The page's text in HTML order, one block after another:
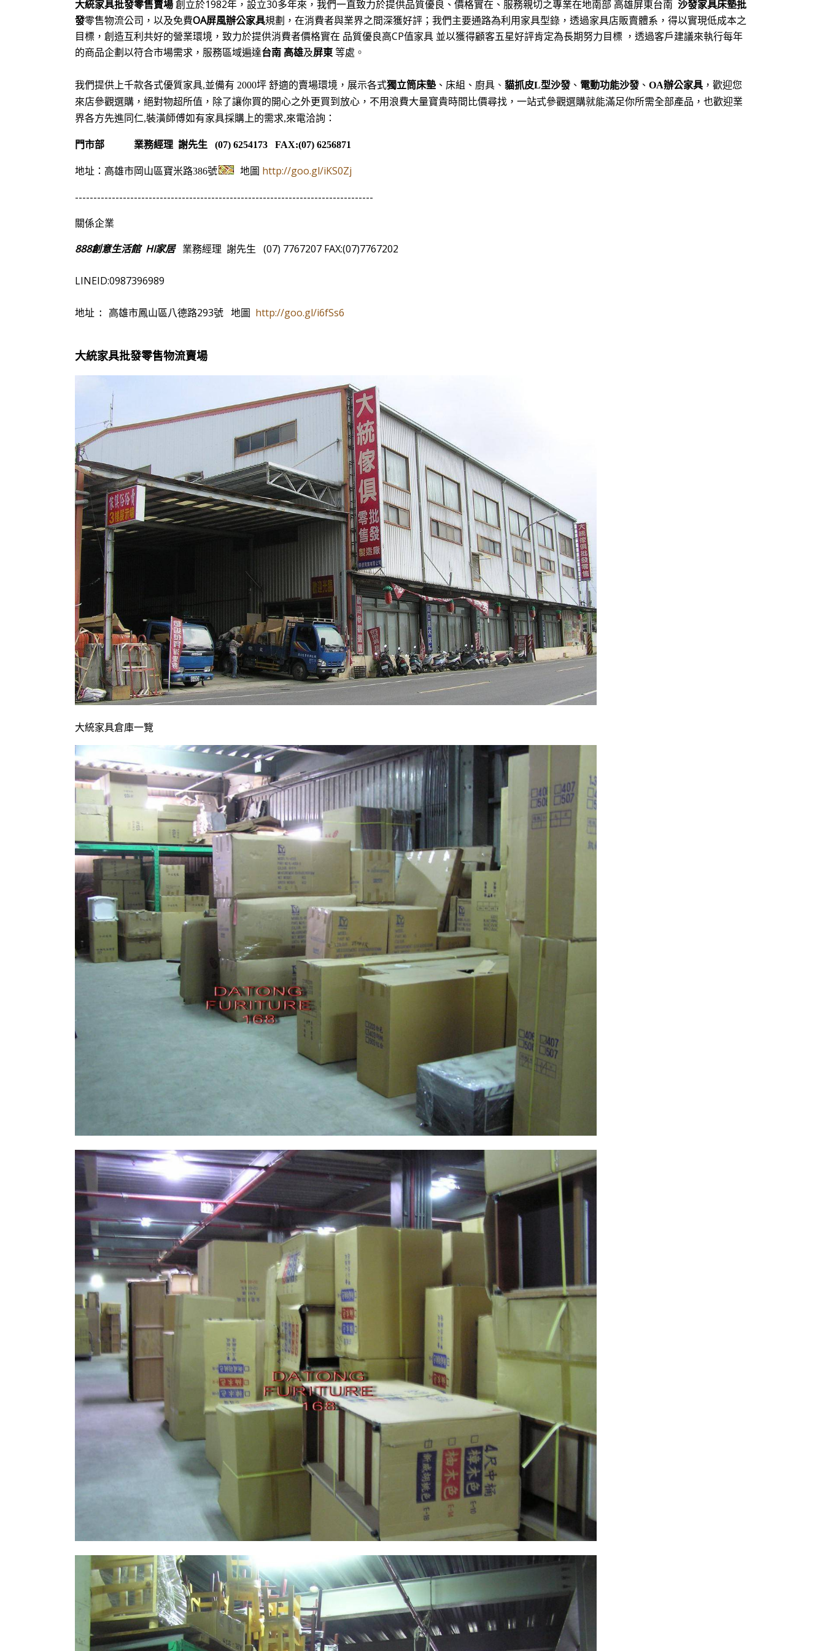
大統家具批發零售賣場創立於1982年，設立30多年來，我們一直致力於提供品質優良、價格實在、服務親切之專業在地南部 高雄屏東台南 沙發家具床墊批
發零售物流公司，以及免費OA屏風辦公家具規劃，在消費者與業界之間深獲好評；我們主要通路為利用家具型錄，透過家具店販賣體系，得以實現低成本之
目標，創造互利共好的營業環境，致力於提供消費者價格實在 品質優良高CP值家具 並以獲得顧客五星好評肯定為長期努力目標 ，透過客戶建議來執行每年
的商品企劃以符合市場需求，服務區域遍達台南 高雄及屏東等處 。
我們提供上千款各式優質家具,並備有 2000坪 舒適的賣場環境，展示各式獨立筒床墊、床組 、廚具 、 貓抓皮L型沙發 、 電動功能沙發 、 OA辦公家具 ，歡迎您
來店參觀選購，絕對物超所值 ，除了讓你買的開心之外更買到放心，不用浪費大量寶貴時間比價尋找，一站式參觀選購就能滿足你所需全部產品，也歡迎業
界各方先進同仁,裝潢師傅如有家具採購上的需求,來電洽詢：
門市部 業務經理 謝先生 (07) 6254173 FAX:(07) 6256871
地址：高雄市岡山區寶米路386號 地圖 http://goo.gl/iKS0Zj
---------------------------------------------------------------------------------
關係企業
888創意生活館 HI家居業務經理 謝先生 (07) 7767207 FAX:(07)7767202
LINEID:0987396989
地址 : 高雄市鳳山區八德路293號 地圖 http://goo.gl/i6fSs6
大統家具批發零售物流賣場
大統家具倉庫一覽